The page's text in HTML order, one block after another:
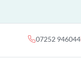
07252 946044